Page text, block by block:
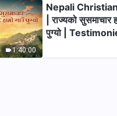
Nepali Christian Testimony
Video | निराकरणपछिको परिवर्तन
1:40:00
Nepali
| राज्यको सुसमाचार
पुग्यो |
the Lord's